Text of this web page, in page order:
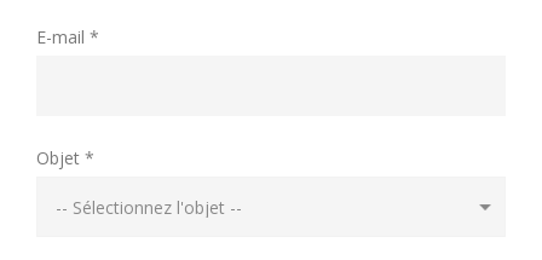
E-mail *
Objet *